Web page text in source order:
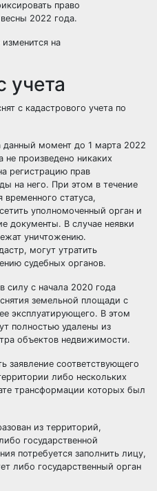
право
2022 года.
на
учета
с кадастрового учета по
данный момент до 1 марта 2022
не произведено никаких
регистрацию прав
на него. При этом в течение
временного статуса,
уполномоченный орган и
документы. В случае неявки
уничтожению.
могут утратить
судебных органов.
силу с начала 2020 года
земельной площади с
эксплуатирующего. В этом
полностью удалены из
объектов недвижимости.
заявление соответствующего
либо нескольких
трансформации которых был
из территорий,
государственной
потребуется заполнить лицу,
либо государственный орган